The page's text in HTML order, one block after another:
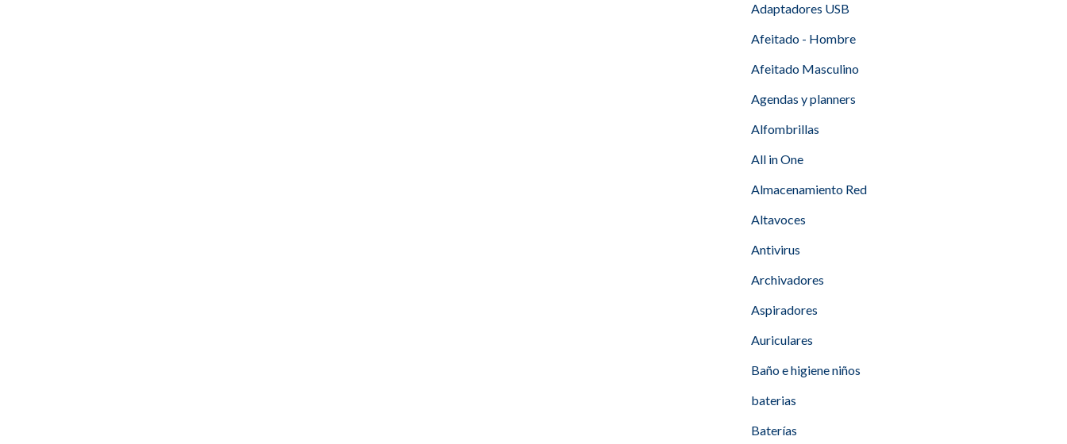
Adaptadores USB
Afeitado - Hombre
Afeitado Masculino
Agendas y planners
Alfombrillas
All in One
Almacenamiento Red
Altavoces
Antivirus
Archivadores
Aspiradores
Auriculares
Baño e higiene niños
baterias
Baterías